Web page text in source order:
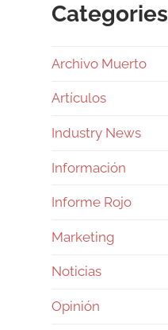
Categories
Archivo Muerto
Artículos
Industry News
Información
Informe Rojo
Marketing
Noticias
Opinión